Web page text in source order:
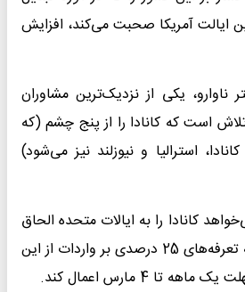
ایالت آمریکا صحبت می‌کند، افزایش
ناوارو، یکی از نزدیک‌ترین مشاوران
است که کانادا را از پنج چشم (که
استرالیا و نیوزلند نیز می‌شود)
کانادا را به ایالات متحده الحاق
کند و قول داده است که تعرفه‌های 25 درصدی بر واردات از این
تا 4 مارس اعمال کند.